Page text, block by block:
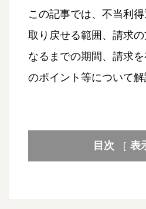
この記事では、不当利
取り戻せる範囲、請求
なるまでの期間、請求
のポイント等について解
目次 [ 表